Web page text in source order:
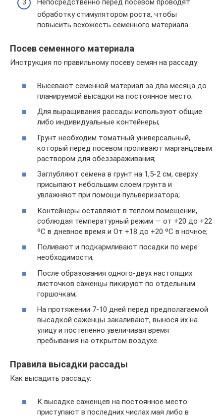
Непосредственно перед посевом проводят
обработку стимулятором роста, чтобы
повысить всхожесть семенного материала.
Посев семенного материала
Инструкция по правильному посеву семян на рассаду:
Высевают семенной материал за два месяца до
планируемой высадки на постоянное место;
Для выращивания рассады используют общие
либо индивидуальные контейнеры;
Грунт необходим томатный универсальный,
который перед посевом проливают марганцовым
раствором для обеззараживания;
Заглубляют семена в грунт на 1,5-2 см, сверху
присыпают небольшим слоем грунта и
увлажняют при помощи пульверизатора;
Контейнеры оставляют в теплом помещении,
соблюдая температурный режим — от +20 до +22
ºС в дневное время и От +18 до +20 ºС в ночное;
Поливают и подкармливают посадки по мере
необходимости;
После образования одного-двух настоящих
листочков саженцы пикируют по отдельным
горшочкам;
На протяжении 7-10 дней перед предполагаемой
высадкой саженцы закаливают, вынося их на
улицу и постепенно увеличивая время
пребывания на открытом воздухе.
Правила высадки рассады
Как высадить рассаду:
К высадке саженцев на постоянное место
приступают в последних числах мая либо в